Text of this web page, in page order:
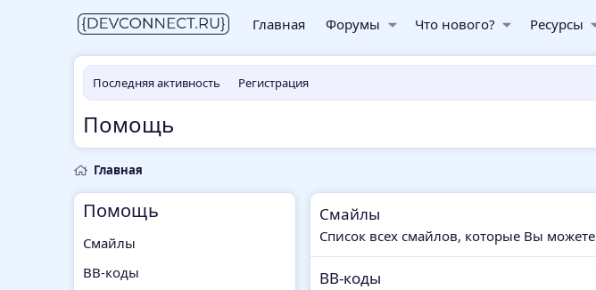
Главная Форумы Что нового? Ресурсы
Последняя активность Регистрация
Помощь
Главная
Помощь
Смайлы
BB-коды
Смайлы
Список всех смайлов, которые Вы
BB-коды